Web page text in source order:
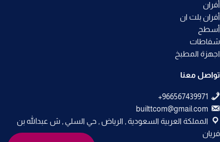
أفران
أفران بلت ان
أسطح
شفاطات
اجهزة المطبخ
تواصل معنا
builttcom@gmail.com
المملكة العربية السعودية , الرياض , حي السلي , ش عبدالله بن
فريان